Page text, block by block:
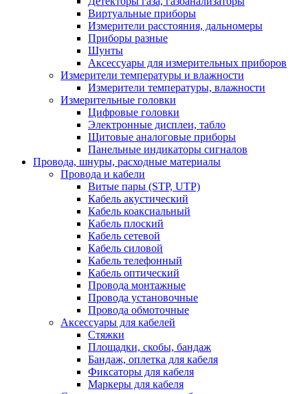
Виртуальные приборы
Измерители расстояния, дальномеры
Приборы разные
Шунты
Аксессуары для измерительных приборов
Измерители температуры и влажности
Измерители температуры, влажности
Измерительные головки
Цифровые головки
Электронные дисплеи, табло
Щитовые аналоговые приборы
Панельные индикаторы сигналов
Провода, шнуры, расходные материалы
Провода и кабели
Витые пары (STP, UTP)
Кабель акустический
Кабель коаксиальный
Кабель плоский
Кабель сетевой
Кабель силовой
Кабель телефонный
Кабель оптический
Провода монтажные
Провода установочные
Провода обмоточные
Аксессуары для кабелей
Стяжки
Площадки, скобы, бандаж
Бандаж, оплетка для кабеля
Фиксаторы для кабеля
Маркеры для кабеля